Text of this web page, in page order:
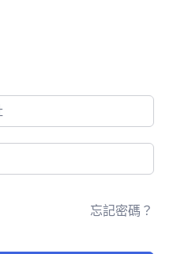
忘記密碼？